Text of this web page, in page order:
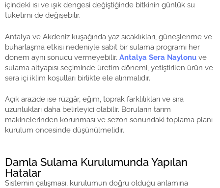
içindeki ısı ve ışık dengesi değiştiğinde bitkinin günlük su
tüketimi de değişebilir.
Antalya ve Akdeniz kuşağında yaz sıcaklıkları, güneşlenme ve
buharlaşma etkisi nedeniyle sabit bir sulama programı her
dönem aynı sonucu vermeyebilir. Antalya Sera Naylonu ve
sulama altyapısı seçiminde üretim dönemi, yetiştirilen ürün ve
sera içi iklim koşulları birlikte ele alınmalıdır.
Açık arazide ise rüzgâr, eğim, toprak farklılıkları ve sıra
uzunlukları daha belirleyici olabilir. Boruların tarım
makinelerinden korunması ve sezon sonundaki toplama planı
kurulum öncesinde düşünülmelidir.
Damla Sulama Kurulumunda Yapılan
Hatalar
Sistemin çalışması, kurulumun doğru olduğu anlamına